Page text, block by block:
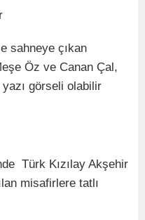
sahneye çıkan
Öz ve Canan Çal,
Türk Kızılay Akşehir
misafirlere tatlı